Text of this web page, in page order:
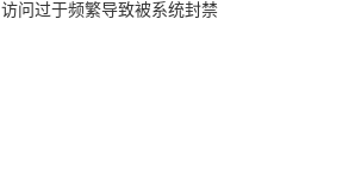
访问过于频繁导致被系统封禁